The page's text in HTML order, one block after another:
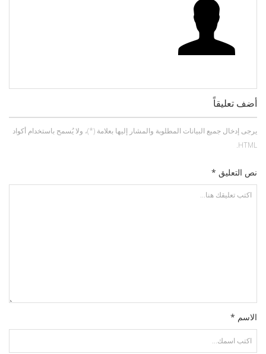
أضف تعليقاً
يرجى إدخال جميع البيانات المطلوبة والمشار إليها بعلامة (*)، ولا يُسمح باستخدام أكواد
HTML.
نص التعليق *
الاسم *